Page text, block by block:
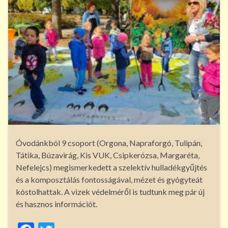
Óvodánkból 9 csoport (Orgona, Napraforgó, Tulipán,
Tátika, Búzavirág, Kis VUK, Csipkerózsa, Margaréta,
Nefelejcs) megismerkedett a szelektív hulladékgyűjtés
és a komposztálás fontosságával, mézet és gyógyteát
kóstolhattak. A vizek védelméről is tudtunk meg pár új
és hasznos információt.